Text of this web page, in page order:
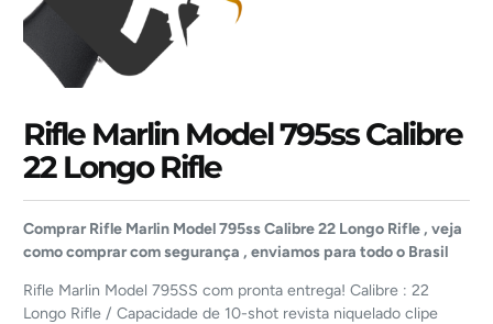
Rifle Marlin Model 795ss Calibre
22 Longo Rifle
Comprar Rifle Marlin Model 795ss Calibre 22 Longo Rifle , veja
como comprar com segurança , enviamos para todo o Brasil
Rifle Marlin Model 795SS com pronta entrega! Calibre : 22
Longo Rifle / Capacidade de 10-shot revista niquelado clipe